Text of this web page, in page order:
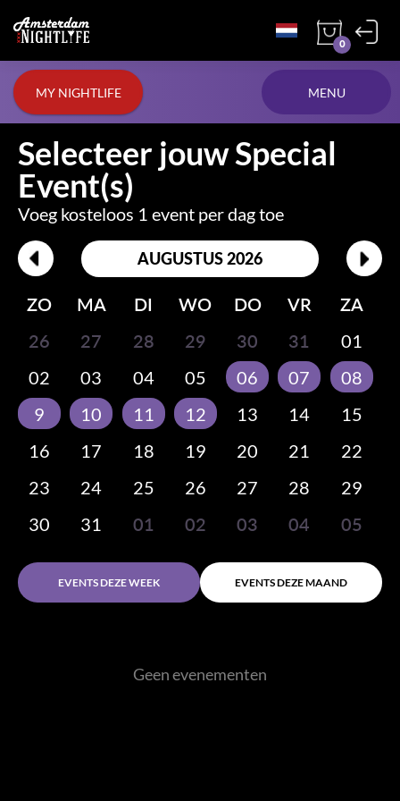
0
MY NIGHTLIFE MENU
Selecteer jouw Special
Event(s)
Voeg kosteloos 1 event per dag toe
AUGUSTUS 2026
ZO MA DI WO DO VR
ZA
26
27 28 29 30 31
01
02
03 04 05 06 07
08
9
10 11 12 13 14
15
16
17 18 19 20 21
22
23
24 25 26 27 28
29
30
31 01 02 03 04 05
EVENTS DEZE WEEK EVENTS DEZE MAAND
Geen evenementen